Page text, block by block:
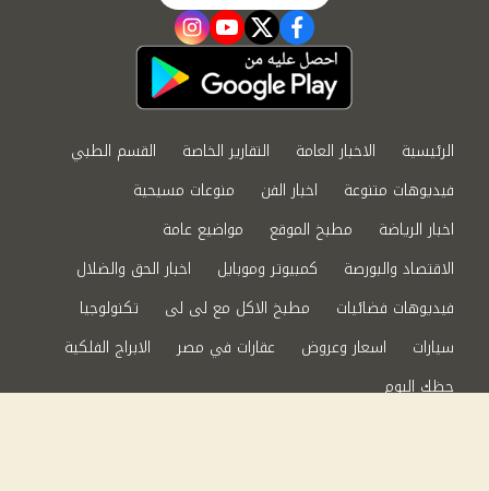
facebook
twitter
youtube
instagram
الرئيسية الاخبار العامة التقارير الخاصة
القسم الطبي
فيديوهات متنوعة
اخبار الفن
منوعات مسيحية
اخبار الرياضة
مطبخ الموقع
مواضيع عامة
الاقتصاد والبورصة
كمبيوتر وموبايل
اخبار الحق والضلال
فيديوهات فضائيات
مطبخ الاكل مع لى لى
تكنولوجيا
سيارات
اسعار وعروض عقارات في مصر
الابراج الفلكية
حظك اليوم